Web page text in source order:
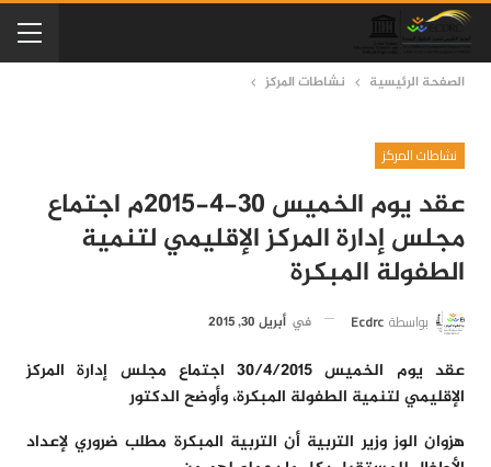
الصفحة الرئيسية نشاطات المركز
نشاطات المركز
عقد يوم الخميس 30-4-2015م اجتماع
مجلس إدارة المركز الإقليمي لتنمية
الطفولة المبكرة
بواسطة Ecdrc في أبريل 30, 2015
عقد يوم الخميس 30/4/2015 اجتماع مجلس إدارة المركز
الإقليمي لتنمية الطفولة المبكرة، وأوضح الدكتور
هزوان الوز وزير التربية أن التربية المبكرة مطلب ضروري لإعداد